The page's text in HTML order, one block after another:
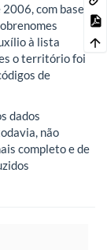
com base
à lista
o território foi
de
dados
não
completo e de